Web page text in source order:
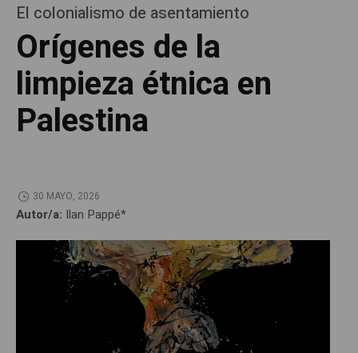
El colonialismo de asentamiento
Orígenes de la
limpieza étnica en
Palestina
30 MAYO, 2026
Autor/a: Ilan Pappé*